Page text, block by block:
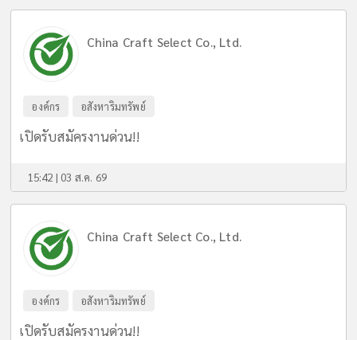
China Craft Select Co., Ltd.
องค์กร อสังหาริมทรัพย์
เปิดรับสมัครงานด่วน!!
15:42 | 03 ส.ค. 69
China Craft Select Co., Ltd.
องค์กร อสังหาริมทรัพย์
เปิดรับสมัครงานด่วน!!